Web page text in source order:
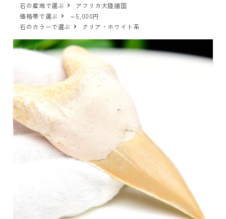
石の産地で選ぶ
アフリカ大陸諸国
価格帯で選ぶ
～5,000円
石のカラーで選ぶ
クリア・ホワイト系